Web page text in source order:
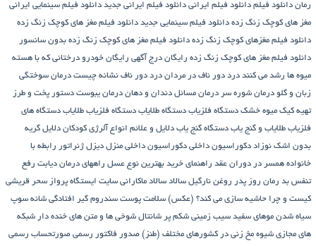
رمان دانلود فیلم دانلود فیلم ایرانی دانلود فیلم ایرانی جدید دانلود فیلم سینمایی ایرانی
مغز های کوچک زنگ زده دانلود فیلم سینمایی جدید دانلود فیلم مغز های کوچک زنگ زده
دانلود فیلم مغزهای کوچک زنگ زده دانلود فیلم مغز های کوچک زنگ زده بدون سانسور
دانلود فیلم مغز های کوچک زنگ زده رایگان درج آگهی رایگان خودرو درختانی که با هسته
میوه ها رشد می کنند درد دور ناف در مردان درد دور ناف نشانه چیست درمان سوختگی
زبان و گلو درمان شوره سر درمان مسائل دندان و دهان درمان یبوست دستور پخت و طرز
تهیه کیک میوه خشک دستگاه فلزیاب دستگاه‌ طلایاب دستگاه‌ فلزیاب طلایاب دستگاه‌ های
فلزیاب طلایاب و گنج‌ یاب دستگاه‌ گنج‌ یاب دلایل و علائم انواع آلرژی کودکان دلایل گریه
بدون اشک نوزاد دکوراسیون داخلی دکوراسیون داخلی منزل دیزل ژنراتور رابطه با
خانواده همسر در دوران عقد راهنمای خرید بهترین نوع عسل راههای درمان دیابت رفع
تنفس بد رمان روز پدر روغن نارگیل سالاد سالاد ماکارانی سایت ایستگاه پرواز سحر قریشی
کیست و چرا حاشیه سازی می کند؟ (عکس) سلامت پوست سندروم گیر افتادگی شانه سوپ
سیاه شدن موهای سفید سیب زمینی شکم پر شانتال شوخی ها و متن های خنده دار شبکه
های مجازی شیوه مخ زنی در کشورهای مختلف (طنز) صدور فاکتور رسمی صورتحساب رسمی